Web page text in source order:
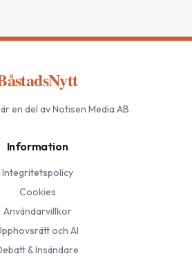
är en del av Notisen Media AB
Information
Integritetspolicy
Cookies
Användarvillkor
och AI
& Insändare